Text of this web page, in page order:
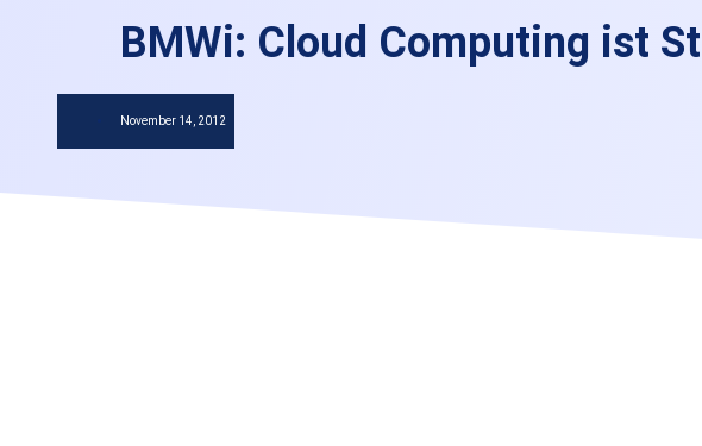
BMWi: Cloud Computing ist
November 14, 2012